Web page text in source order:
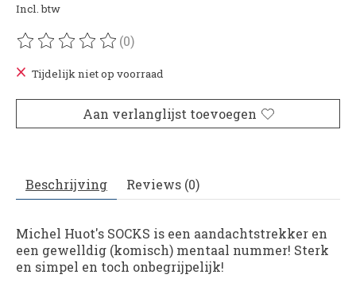
Incl. btw
De beoordeling van dit product is
(0)
Tijdelijk niet op voorraad
Aan verlanglijst toevoegen
Beschrijving Reviews (0)
Michel Huot's SOCKS is een aandachtstrekker en
een gewelldig (komisch) mentaal nummer! Sterk
en simpel en toch onbegrijpelijk!